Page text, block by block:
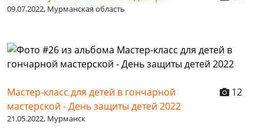
09.07.2022, Мурманская область
Мастер-класс для детей в гончарной
мастерской - День защиты детей 2022
12
21.05.2022, Мурманск